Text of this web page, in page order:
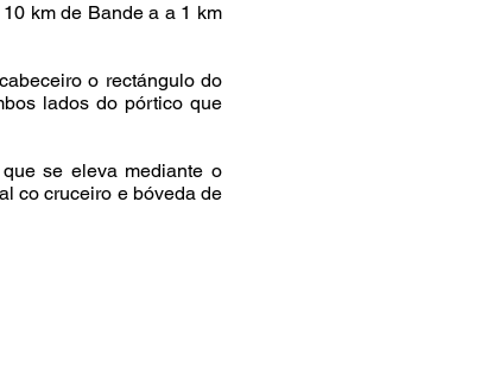
km de Bande a a 1 km
o rectángulo do
lados do pórtico que
se eleva mediante o
co cruceiro e bóveda de